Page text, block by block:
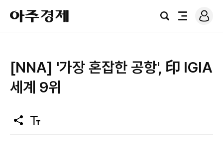
아
주
경
검
전
로
그
[NNA] '가장 혼잡한 공항', 印 IGIA
세계 9위
공
유
텍
스